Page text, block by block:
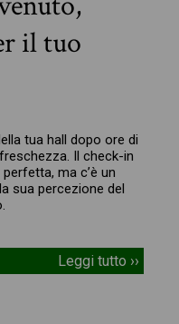
il tuo
tua hall dopo ore di
Il check-in
ma c’è un
sua percezione del
Leggi tutto ››